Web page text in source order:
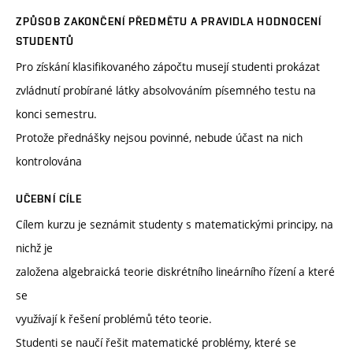
ZPŮSOB ZAKONČENÍ PŘEDMĚTU A PRAVIDLA HODNOCENÍ
STUDENTŮ
Pro získání klasifikovaného zápočtu musejí studenti prokázat
zvládnutí probírané látky absolvováním písemného testu na
konci semestru.
Protože přednášky nejsou povinné, nebude účast na nich
kontrolována
UČEBNÍ CÍLE
Cílem kurzu je seznámit studenty s matematickými principy, na
nichž je
založena algebraická teorie diskrétního lineárního řízení a které
se
využívají k řešení problémů této teorie.
Studenti se naučí řešit matematické problémy, které se